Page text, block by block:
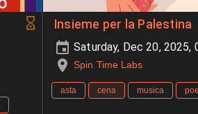
Insieme per la Palestina
Saturday, Dec 20, 2025,
Spin Time Labs
asta cena musica